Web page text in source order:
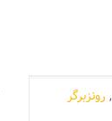
, رونزبرگر